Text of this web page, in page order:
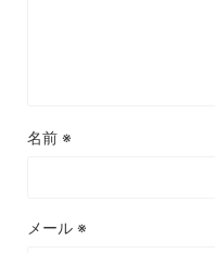
名前 ※
メール ※